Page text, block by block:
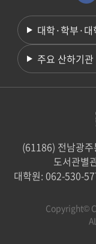
대학·학부·대
주요 산하기관
(61186) 전남광주
도서관별
대학원: 062-530-
Copyright©